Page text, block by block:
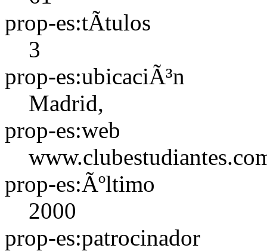
prop-es:tÃ­tulos
3
prop-es:ubicaciÃ³n
Madrid,
prop-es:web
prop-es:Ãºltimo
2000
prop-es:patrocinador